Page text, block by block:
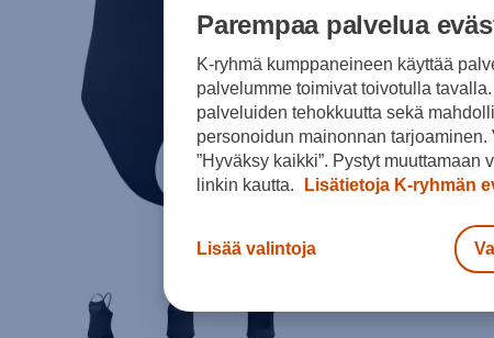
Parempaa palvelua
K-ryhmä kumppaneineen käyttää
palvelumme toimivat toivotulla
palveluiden tehokkuutta sekä
personoidun mainonnan
”Hyväksy kaikki”. Pystyt muuttamaan
linkin kautta.
Lisätietoja K-ryhmän
Lisää valintoja